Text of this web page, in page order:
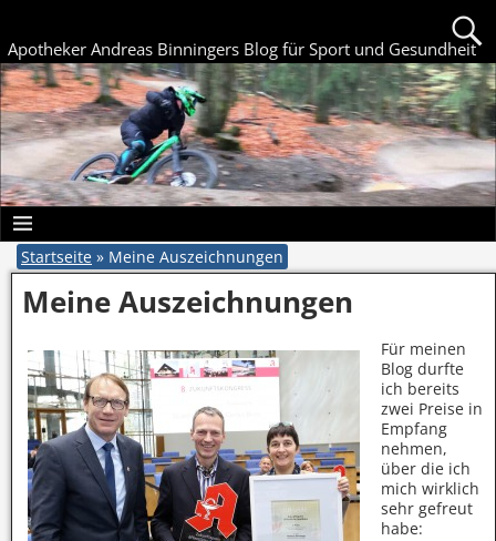
Apotheker Andreas Binningers Blog für Sport und Gesundheit
Startseite » Meine Auszeichnungen
Meine Auszeichnungen
Für meinen
Blog durfte
ich bereits
zwei Preise in
Empfang
nehmen,
über die ich
mich wirklich
sehr gefreut
habe: